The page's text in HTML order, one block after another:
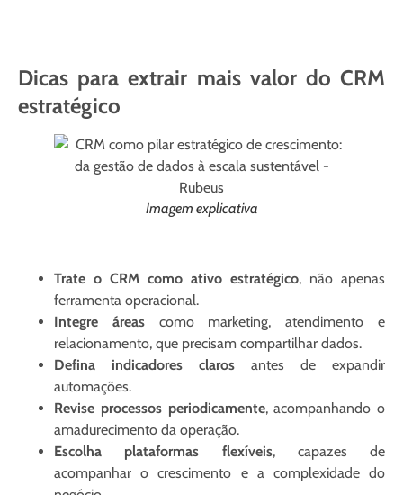
Dicas para extrair mais valor do CRM
estratégico
Imagem explicativa
Trate o CRM como ativo estratégico, não apenas
ferramenta operacional.
Integre áreascomo marketing, atendimento e
relacionamento, que precisam compartilhar dados.
Defina indicadores claros antes de expandir
automações.
Revise processos periodicamente, acompanhando o
amadurecimento da operação.
Escolha plataformas flexíveis, capazes de
acompanhar o crescimento e a complexidade do